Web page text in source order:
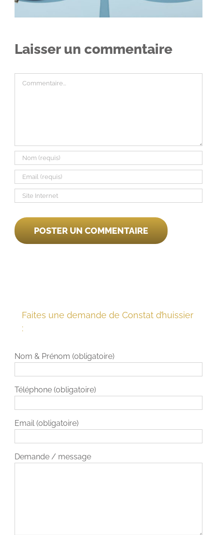
Laisser un commentaire
Faites une demande de Constat d’huissier
:
Nom & Prénom (obligatoire)
Téléphone (obligatoire)
Email (obligatoire)
Demande / message